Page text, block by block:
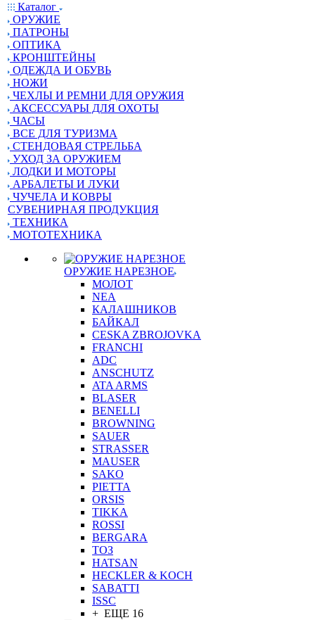
Каталог
ОРУЖИЕ
ПАТРОНЫ
ОПТИКА
КРОНШТЕЙНЫ
ОДЕЖДА И ОБУВЬ
НОЖИ
ЧЕХЛЫ И РЕМНИ ДЛЯ ОРУЖИЯ
АКСЕССУАРЫ ДЛЯ ОХОТЫ
ЧАСЫ
ВСЕ ДЛЯ ТУРИЗМА
СТЕНДОВАЯ СТРЕЛЬБА
УХОД ЗА ОРУЖИЕМ
ЛОДКИ И МОТОРЫ
АРБАЛЕТЫ И ЛУКИ
ЧУЧЕЛА И КОВРЫ
СУВЕНИРНАЯ ПРОДУКЦИЯ
ТЕХНИКА
МОТОТЕХНИКА
ОРУЖИЕ НАРЕЗНОЕ
МОЛОТ
NEA
КАЛАШНИКОВ
БАЙКАЛ
CESKA ZBROJOVKA
FRANCHI
ADC
ANSCHUTZ
ATA ARMS
BLASER
BENELLI
BROWNING
SAUER
STRASSER
MAUSER
SAKO
PIETTA
ORSIS
TIKKA
ROSSI
BERGARA
ТОЗ
HATSAN
HECKLER & KOCH
SABATTI
ISSC
+ ЕЩЕ 16